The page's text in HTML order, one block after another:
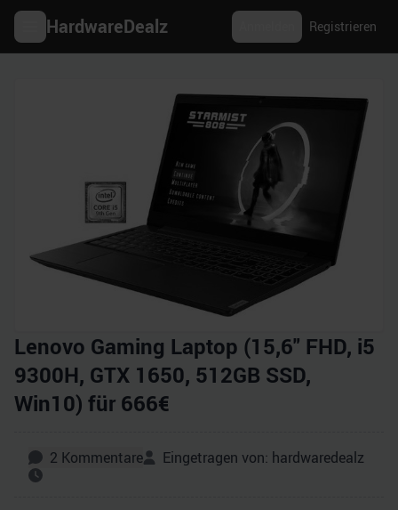
HardwareDealz Registrieren
Lenovo Gaming Laptop (15,6" FHD, i5
9300H, GTX 1650, 512GB SSD,
Win10) für 666€
2 Kommentare Eingetragen von: hardwaredealz